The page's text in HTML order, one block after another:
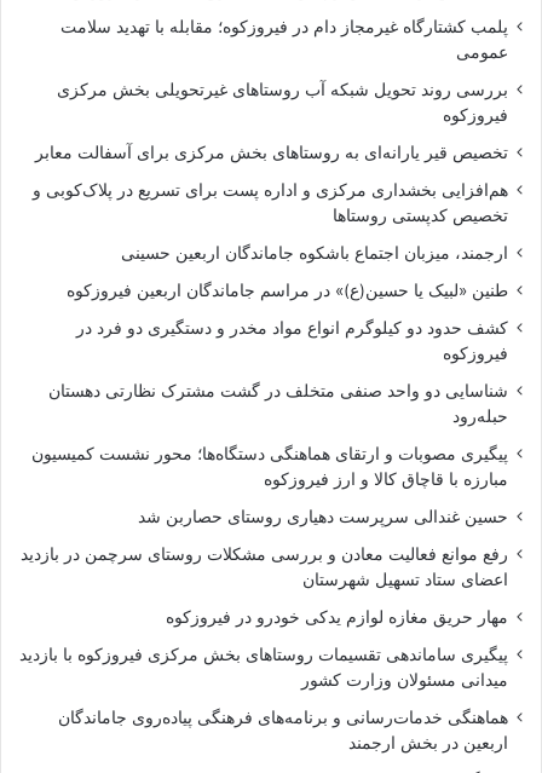
پلمب کشتارگاه غیرمجاز دام در فیروزکوه؛ مقابله با تهدید سلامت
عمومی
بررسی روند تحویل شبکه آب روستاهای غیرتحویلی بخش مرکزی
فیروزکوه
تخصیص قیر یارانه‌ای به روستاهای بخش مرکزی برای آسفالت معابر
هم‌افزایی بخشداری مرکزی و اداره پست برای تسریع در پلاک‌کوبی و
تخصیص کدپستی روستاها
ارجمند، میزبان اجتماع باشکوه جاماندگان اربعین حسینی
طنین «لبیک یا حسین(ع)» در مراسم جاماندگان اربعین فیروزکوه
کشف حدود دو کیلوگرم انواع مواد مخدر و دستگیری دو فرد در
فیروزکوه
شناسایی دو واحد صنفی متخلف در گشت مشترک نظارتی دهستان
حبله‌رود
پیگیری مصوبات و ارتقای هماهنگی دستگاه‌ها؛ محور نشست کمیسیون
مبارزه با قاچاق کالا و ارز فیروزکوه
حسین غندالی سرپرست دهیاری روستای حصاربن شد
رفع موانع فعالیت معادن و بررسی مشکلات روستای سرچمن در بازدید
اعضای ستاد تسهیل شهرستان
مهار حریق مغازه لوازم یدکی خودرو در فیروزکوه
پیگیری ساماندهی تقسیمات روستاهای بخش مرکزی فیروزکوه با بازدید
میدانی مسئولان وزارت کشور
هماهنگی خدمات‌رسانی و برنامه‌های فرهنگی پیاده‌روی جاماندگان
اربعین در بخش ارجمند